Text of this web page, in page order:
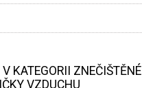
KATEGORII ZNEČIŠTĚNÉ
VZDUCHU